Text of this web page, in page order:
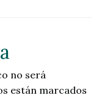
no será
están marcados